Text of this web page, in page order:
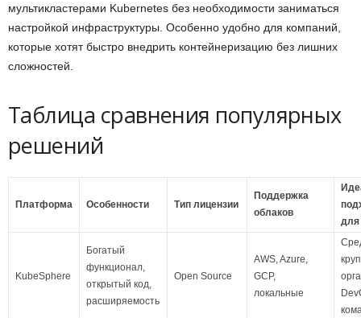
мультикластерами Kubernetes без необходимости заниматься
настройкой инфраструктуры. Особенно удобно для компаний,
которые хотят быстро внедрить контейнеризацию без лишних
сложностей.
Таблица сравнения популярных
решений
Платформа Особенности Тип лицензии
Поддержка
облаков
для
KubeSphere
Богатый
функционал,
открытый код,
расширяемость
Open Source
AWS, Azure,
GCP,
локальные